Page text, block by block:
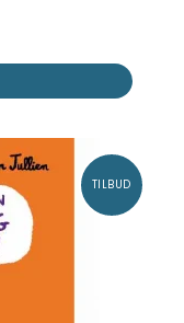
TILBUD